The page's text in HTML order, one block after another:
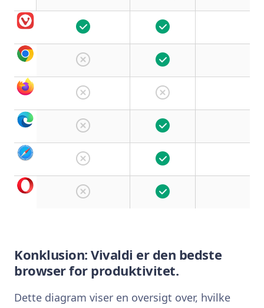
Konklusion: Vivaldi er den bedste
browser for produktivitet.
Dette diagram viser en oversigt over, hvilke